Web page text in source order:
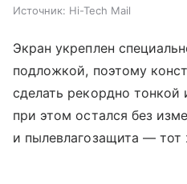
Источник: Hi-Tech Mail
Экран укреплен
подложкой, поэтому
сделать рекордно
при этом остался без
и пылевлагозащита — тот